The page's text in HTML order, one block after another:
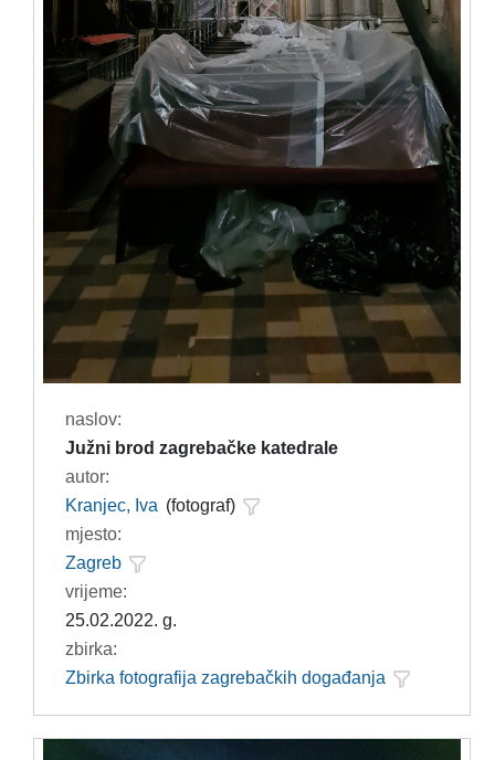
naslov:
Južni brod zagrebačke katedrale
autor:
Kranjec, Iva (fotograf)
mjesto:
Zagreb
vrijeme:
25.02.2022. g.
zbirka:
Zbirka fotografija zagrebačkih događanja